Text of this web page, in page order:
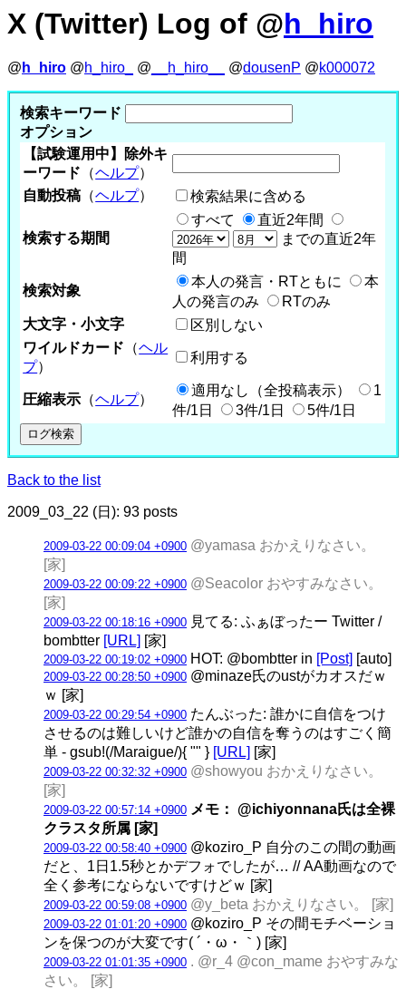
X (Twitter) Log of @h_hiro
@ h_hiro @h_hiro_ @ __h_hiro__ @dousenP @k000072
検索キーワード
オプション
【試験運用中】除外キ
ーワード （ヘルプ）
自動投稿 （ヘルプ） 検索結果に含める
検索する期間
すべて
直近2年間
までの直近2年
間
検索対象
本人の発言・RTともに
本
人の発言のみ
RTのみ
大文字・小文字
区別しない
ワイルドカード （ヘル
プ）
利用する
圧縮表示 （ヘルプ）
適用なし（全投稿表示）
1
件/1日
3件/1日 5件/1日
Back to the list
2009_03_22 (日): 93 posts
2009-03-22 00:09:04 +0900 @yamasa おかえりなさい。
[家]
2009-03-22 00:09:22 +0900 @Seacolor おやすみなさい。
[家]
2009-03-22 00:18:16 +0900 見てる: ふぁぼったー Twitter /
bombtter [URL] [家]
2009-03-22 00:19:02 +0900 HOT: @bombtter in [Post] [auto]
2009-03-22 00:28:50 +0900 @minaze氏のustがカオスだｗ
ｗ [家]
2009-03-22 00:29:54 +0900 たんぶった: 誰かに自信をつけ
させるのは難しいけど誰かの自信を奪うのはすごく簡
単 - gsub!(/Maraigue/){ "" } [URL] [家]
2009-03-22 00:32:32 +0900 @showyou おかえりなさい。
[家]
2009-03-22 00:57:14 +0900 メモ： @ichiyonnana氏は全裸
クラスタ所属 [家]
2009-03-22 00:58:40 +0900 @koziro_P 自分のこの間の動画
だと、1日1.5秒とかデフォでしたが… // AA動画なので
全く参考にならないですけどｗ [家]
2009-03-22 00:59:08 +0900 @y_beta おかえりなさい。 [家]
2009-03-22 01:01:20 +0900 @koziro_P その間モチベーショ
ンを保つのが大変です( ´・ω・｀) [家]
2009-03-22 01:01:35 +0900 . @r_4 @con_mame おやすみな
さい。 [家]